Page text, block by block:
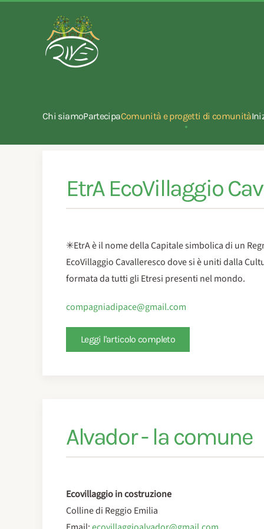
Chi siamoPartecipaComunità e progetti di comunità
EtrA EcoVillaggio
✳EtrA è il nome della Capitale simbolica di un
EcoVillaggio Cavalleresco dove si è uniti dalla
formata da tutti gli Etresi presenti nel mondo.
compagniadipace@gmail.com
Leggi l'articolo completo
Alvador - la comune
Ecovillaggio in costruzione
Colline di Reggio Emilia